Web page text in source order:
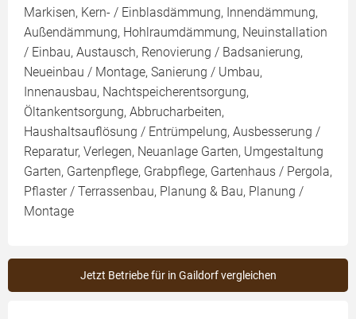
Markisen, Kern- / Einblasdämmung, Innendämmung,
Außendämmung, Hohlraumdämmung, Neuinstallation
/ Einbau, Austausch, Renovierung / Badsanierung,
Neueinbau / Montage, Sanierung / Umbau,
Innenausbau, Nachtspeicherentsorgung,
Öltankentsorgung, Abbrucharbeiten,
Haushaltsauflösung / Entrümpelung, Ausbesserung /
Reparatur, Verlegen, Neuanlage Garten, Umgestaltung
Garten, Gartenpflege, Grabpflege, Gartenhaus / Pergola,
Pflaster / Terrassenbau, Planung & Bau, Planung /
Montage
Jetzt Betriebe für in Gaildorf vergleichen